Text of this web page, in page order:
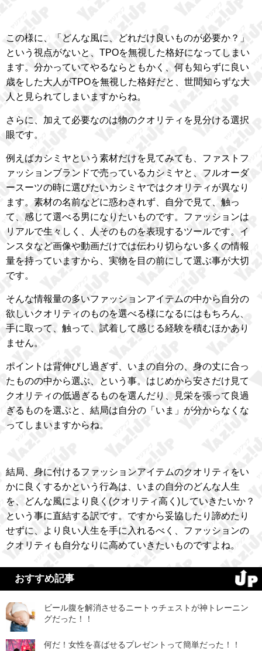
この様に、「どんな風に、どれだけ良いものが必要か？」
という視点がないと、TPOを無視した格好になってしまい
ます。分かっていてやるならともかく、何も知らずに良い
歳をした大人がTPOを無視した格好だと、世間知らずな大
人と見られてしまいますからね。
さらに、加えて必要なのは物のクオリティを見分ける選択
眼です。
例えばカシミヤという素材だけを見てみても、ファストフ
ァッションブランドで売っているカシミヤと、フルオーダ
ースーツの時に選びたいカシミヤではクオリティが異なり
ます。素材の名前などに惑わされず、自分で見て、触っ
て、感じて選べる男になりたいものです。ファッションは
リアルで生々しく、人そのものを表現するツールです。イ
ンスタなど画像や動画だけでは伝わり切らない多くの情報
量を持っていますから、実物を目の前にして選ぶ事が大切
です。
そんな情報量の多いファッションアイテムの中から自分の
欲しいクオリティのものを選べる様になるにはもちろん、
手に取って、触って、試着して感じる経験を積むほかあり
ません。
ポイントは背伸びし過ぎず、いまの自分の、身の丈に合っ
たものの中から選ぶ、という事。はじめから安さだけ見て
クオリティの低過ぎるものを選んだり、見栄を張って良過
ぎるものを選ぶと、結局は自分の「いま」が分からなくな
ってしまいますからね。
結局、身に付けるファッションアイテムのクオリティをい
かに良くするかという行為は、いまの自分のどんな人生
を、どんな風により良く(クオリティ高く)していきたいか？
という事に直結する訳です。ですから妥協したり諦めたり
せずに、より良い人生を手に入れるべく、ファッションの
クオリティも自分なりに高めていきたいものですよね。
おすすめ記事
ビール腹を解消させるニートゥチェストが神トレーニン
グだった！！
何だ！女性を喜ばせるプレゼントって簡単だった！！